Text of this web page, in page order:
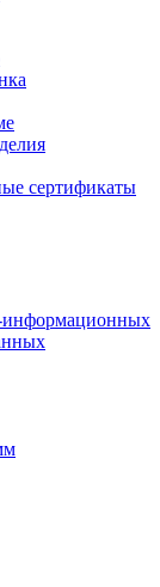
сертификаты
информационных